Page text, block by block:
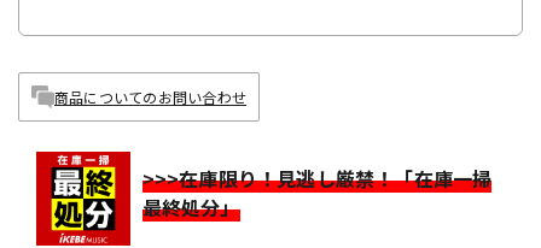
商品についてのお問い合わせ
>>>在庫限り！見逃し厳禁！「在庫一掃
最終処分」